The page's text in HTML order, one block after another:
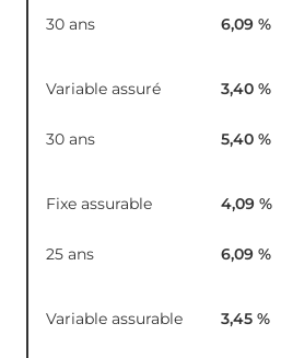
30 ans 6,09 %
Variable assuré
30 ans
3,40 %
5,40 %
Fixe assurable
25 ans
4,09 %
6,09 %
Variable assurable 3,45 %